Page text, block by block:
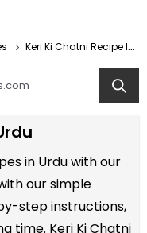
Keri Ki Chatni Recipe In Urdu
in Urdu with our
our simple
step instructions,
time. Keri Ki Chatni